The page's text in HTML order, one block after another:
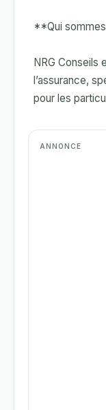
**Qui
NRG Conseils
l’assurance,
pour les